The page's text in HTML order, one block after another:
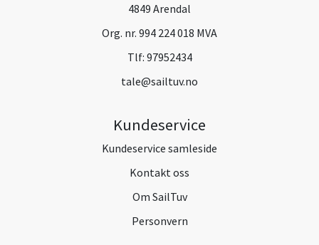
4849 Arendal
Org. nr. 994 224 018 MVA
Tlf: 97952434
tale@sailtuv.no
Kundeservice
Kundeservice samleside
Kontakt oss
Om SailTuv
Personvern